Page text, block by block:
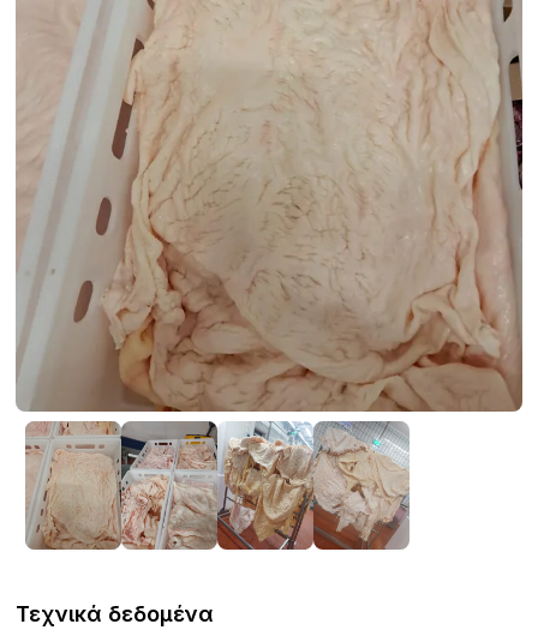
Τεχνικά δεδομένα